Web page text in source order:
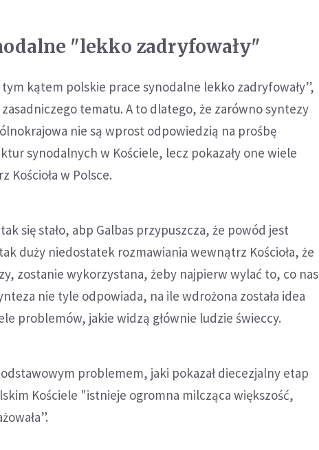
"lekko zadryfowały"
kątem polskie prace synodalne lekko zadryfowały”,
tematu. A to dlatego, że zarówno syntezy
nie są wprost odpowiedzią na prośbę
synodalnych w Kościele, lecz pokazały one wiele
w Polsce.
się stało, abp Galbas przypuszcza, że powód jest
duży niedostatek rozmawiania wewnątrz Kościoła, że
zostanie wykorzystana, żeby najpierw wylać to, co nas
nie tyle odpowiada, na ile wdrożona została idea
problemów, jakie widzą głównie ludzie świeccy.
problemem, jaki pokazał diecezjalny etap
Kościele "istnieje ogromna milcząca większość,